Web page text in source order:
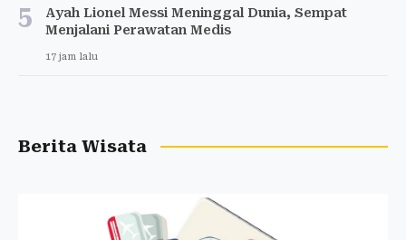
5
Ayah Lionel Messi Meninggal Dunia, Sempat
Menjalani Perawatan Medis
17 jam lalu
Berita Wisata